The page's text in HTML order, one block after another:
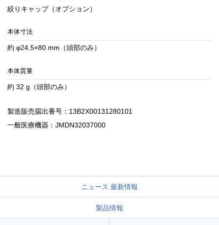
絞りキャップ（オプション）
本体寸法
約 φ24.5×80 mm（頭部のみ）
本体質量
約 32 g（頭部のみ）
製造販売届出番号：13B2X00131280101
一般医療機器：JMDN32037000
ニュース 最新情報
製品情報